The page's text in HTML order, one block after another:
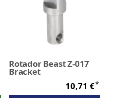
Rotador Beast Z-017
Bracket
10,71 €*